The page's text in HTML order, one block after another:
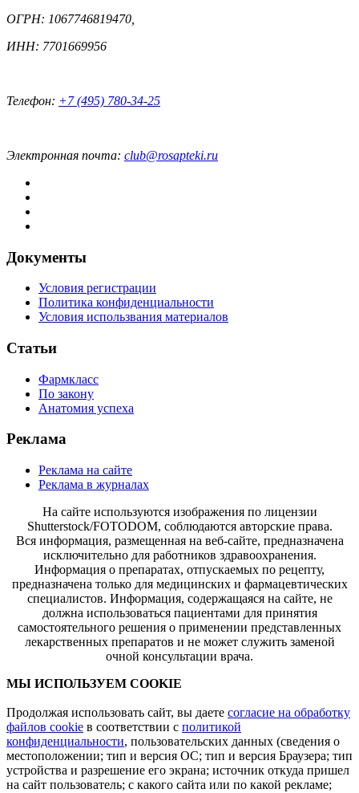
ОГРН: 1067746819470,
ИНН: 7701669956
Телефон: +7 (495) 780-34-25
Электронная почта: club@rosapteki.ru
Документы
Условия регистрации
Политика конфиденциальности
Условия использвания материалов
Статьи
Фармкласс
По закону
Анатомия успеха
Реклама
Реклама на сайте
Реклама в журналах
На сайте используются изображения по лицензии
Shutterstock/FOTODOM, соблюдаются авторские права.
Вся информация, размещенная на веб-сайте, предназначена
исключительно для работников здравоохранения.
Информация о препаратах, отпускаемых по рецепту,
предназначена только для медицинских и фармацевтических
специалистов. Информация, содержащаяся на сайте, не
должна использоваться пациентами для принятия
самостоятельного решения о применении представленных
лекарственных препаратов и не может служить заменой
очной консультации врача.
МЫ ИСПОЛЬЗУЕМ COOKIE
Продолжая использовать сайт, вы даете согласие на обработку
файлов cookie в соответствии с политикой
конфиденциальности, пользовательских данных (сведения о
местоположении; тип и версия ОС; тип и версия Браузера; тип
устройства и разрешение его экрана; источник откуда пришел
на сайт пользователь; с какого сайта или по какой рекламе;